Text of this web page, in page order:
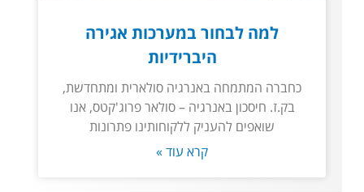
למה לבחור במערכות אגירה
היברידיות
כחברה המתמחה באנרגיה סולארית ומתחדשת,
בק.ז. חיסכון באנרגיה – סולאר פרוג'קטס, אנו
שואפים להעניק ללקוחותינו פתרונות
קרא עוד »